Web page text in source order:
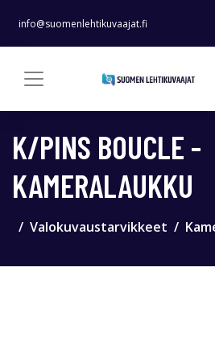
info@suomenlehtikuvaajat.fi
K/PINS BOUCLE -
KAMERALAUKKU
Valokuvaustarvikkeet